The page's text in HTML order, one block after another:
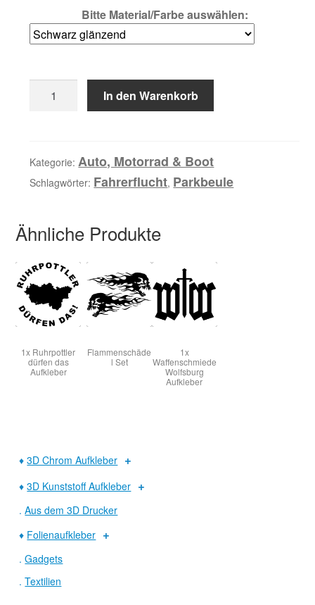
Bitte Material/Farbe auswählen:
Folien
Menge
In den Warenkorb
Kategorie: Auto, Motorrad & Boot
Schlagwörter: Fahrerflucht, Parkbeule
Ähnliche Produkte
1x Ruhrpottler
dürfen das
Aufkleber
Flammenschäde
l Set
1x
Waffenschmiede
Wolfsburg
Aufkleber
♦3D Chrom Aufkleber
♦3D Kunststoff Aufkleber
.Aus dem 3D Drucker
♦ Folienaufkleber
.Gadgets
.Textilien